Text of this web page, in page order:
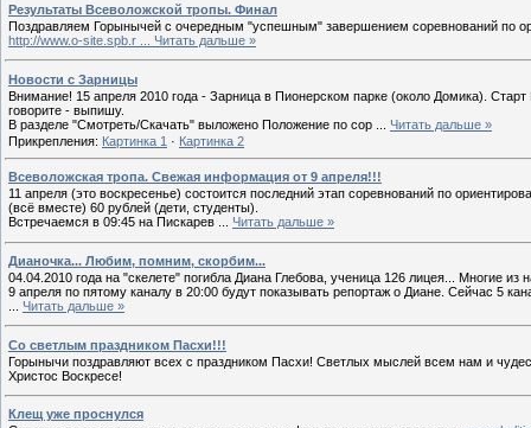
Результаты Всеволожской тропы. Финал
Поздравляем Горынычей с очередным "успешным" завершением соревнований по
http://www.o-site.spb.r
Читать дальше »
Новости с Зарницы
Внимание! 15 апреля 2010 года - Зарница в Пионерском парке (около Домика).
говорите - выпишу.
В разделе "Смотреть/Скачать" выложено Положение по сор
Читать дальше »
Прикрепления: Картинка 1 · Картинка 2
Всеволожская тропа. Свежая информация от 9 апреля!!!
11 апреля (это воскресенье) состоится последний этап соревнований по
(всё вместе) 60 рублей (дети, студенты).
Встречаемся в 09:45 на Пискарев
Читать дальше »
Дианочка... Любим, помним, скорбим...
04.04.2010 года на "скелете" погибла Диана Глебова, ученица 126 лицея... Многие
9 апреля по пятому каналу в 20:00 будут показывать репортаж о Диане. Сейчас 5
Читать дальше »
Со светлым праздником Пасхи!!!
Горынычи поздравляют всех с праздником Пасхи! Светлых мыслей всем нам и
Христос Воскресе!
Клещ уже проснулся